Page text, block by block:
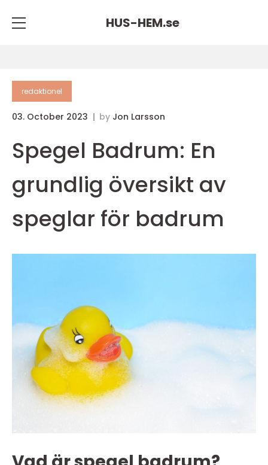
HUS-HEM.se
redaktionel
03. October 2023 by Jon Larsson
Spegel Badrum: En
grundlig översikt av
speglar för badrum